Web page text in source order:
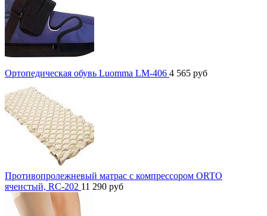
Ортопедическая обувь Luomma LM-406 4 565 руб
Противопролежневый матрас с компрессором ORTO
ячеистый, RC-202 11 290 руб